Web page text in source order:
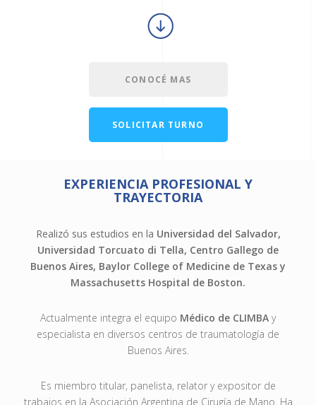
CONOCÉ MAS
SOLICITAR TURNO
EXPERIENCIA PROFESIONAL Y
TRAYECTORIA
Realizó sus estudios en la Universidad del Salvador,
Universidad Torcuato di Tella, Centro Gallego de
Buenos Aires, Baylor College of Medicine de Texas y
Massachusetts Hospital de Boston.
Actualmente integra el equipo Médico de CLIMBA y
especialista en diversos centros de traumatología de
Buenos Aires.
Es miembro titular, panelista, relator y expositor de
trabajos en la Asociación Argentina de Cirugía de Mano. Ha